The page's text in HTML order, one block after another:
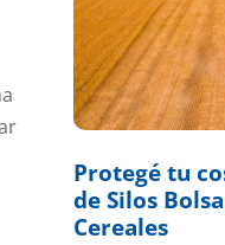
Protegé tu
de Silos
Cereales